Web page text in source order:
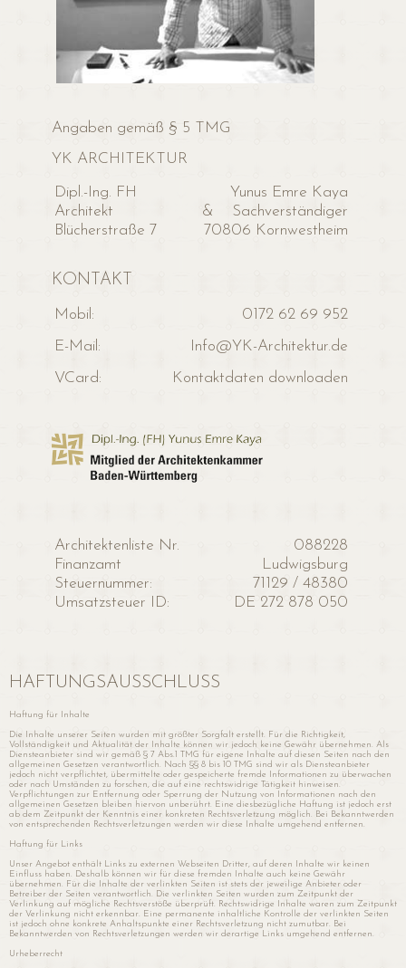
Angaben gemäß § 5 TMG
YK ARCHITEKTUR
Dipl.-Ing. FH
Yunus Emre Kaya
Architekt
& Sachverständiger
Blücherstraße 7
70806 Kornwestheim
KONTAKT
Mobil: 0172 62 69 952
E-Mail: Info@YK-Architektur.de
VCard: Kontaktdaten downloaden
Architektenliste Nr.
088228
Finanzamt
Ludwigsburg
Steuernummer:
71129 / 48380
Umsatzsteuer ID:
DE 272 878 050
HAFTUNGSAUSSCHLUSS
Haftung für Inhalte
Die Inhalte unserer Seiten wurden mit größter Sorgfalt erstellt. Für die Richtigkeit,
Vollständigkeit und Aktualität der Inhalte können wir jedoch keine Gewähr übernehmen. Als
Diensteanbieter sind wir gemäß § 7 Abs.1 TMG für eigene Inhalte auf diesen Seiten nach den
allgemeinen Gesetzen verantwortlich. Nach §§ 8 bis 10 TMG sind wir als Diensteanbieter
jedoch nicht verpflichtet, übermittelte oder gespeicherte fremde Informationen zu überwachen
oder nach Umständen zu forschen, die auf eine rechtswidrige Tätigkeit hinweisen.
Verpflichtungen zur Entfernung oder Sperrung der Nutzung von Informationen nach den
allgemeinen Gesetzen bleiben hiervon unberührt. Eine diesbezügliche Haftung ist jedoch erst
ab dem Zeitpunkt der Kenntnis einer konkreten Rechtsverletzung möglich. Bei Bekanntwerden
von entsprechenden Rechtsverletzungen werden wir diese Inhalte umgehend entfernen.
Haftung für Links
Unser Angebot enthält Links zu externen Webseiten Dritter, auf deren Inhalte wir keinen
Einfluss haben. Deshalb können wir für diese fremden Inhalte auch keine Gewähr
übernehmen. Für die Inhalte der verlinkten Seiten ist stets der jeweilige Anbieter oder
Betreiber der Seiten verantwortlich. Die verlinkten Seiten wurden zum Zeitpunkt der
Verlinkung auf mögliche Rechtsverstöße überprüft. Rechtswidrige Inhalte waren zum Zeitpunkt
der Verlinkung nicht erkennbar. Eine permanente inhaltliche Kontrolle der verlinkten Seiten
ist jedoch ohne konkrete Anhaltspunkte einer Rechtsverletzung nicht zumutbar. Bei
Bekanntwerden von Rechtsverletzungen werden wir derartige Links umgehend entfernen.
Urheberrecht